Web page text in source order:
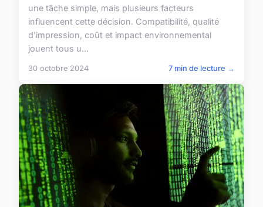
une tâche simple, mais plusieurs facteurs
influencent cette décision. Compatibilité, qualité
d'impression, coût et impact environnemental
jouent tous u...
30 octobre 2024 7 min de lecture →